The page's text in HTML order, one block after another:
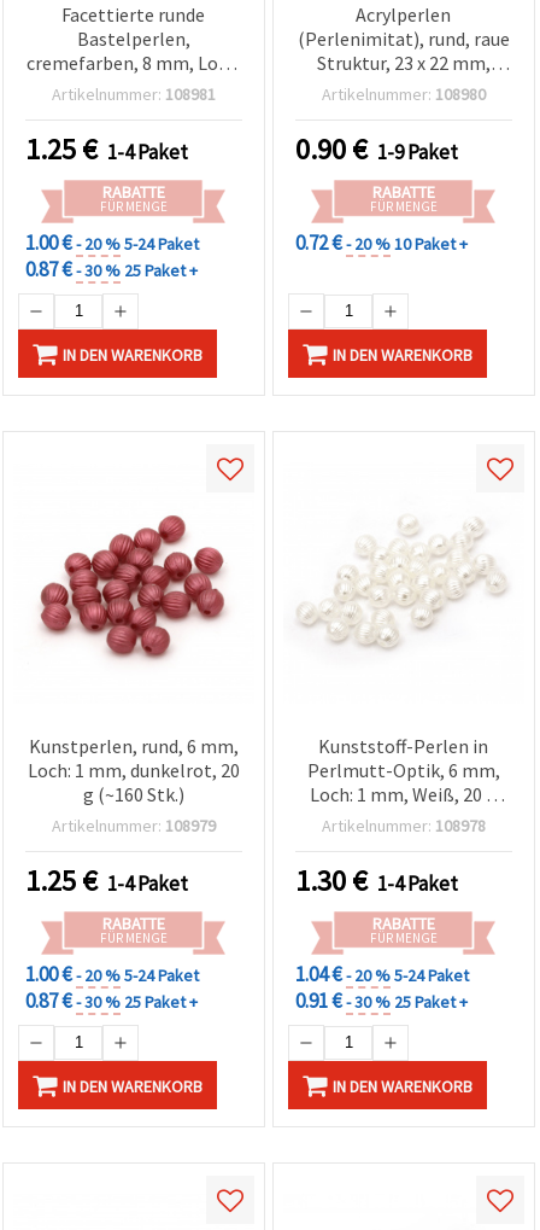
Facettierte runde
Bastelperlen,
cremefarben, 8 mm, Loch:
2 mm – 20 g (~90 Stk.)
Artikelnummer: 108981
1.25€ 1-4 Paket
RABATTE
FÜR MENGE
1.00 €- 20 %5-24 Paket
0.87 €- 30 % 25 Paket +
IN DEN WARENKORB
Acrylperlen
(Perlenimitat), rund, raue
Struktur, 23 x 22 mm,
Loch: 3 mm, cremefarben
Artikelnummer: 108980
0.90€ 1-9 Paket
RABATTE
FÜR MENGE
0.72 €- 20 %10 Paket +
IN DEN WARENKORB
Kunstperlen, rund, 6 mm,
Loch: 1 mm, dunkelrot, 20
g (~160 Stk.)
Artikelnummer: 108979
1.25€ 1-4 Paket
RABATTE
FÜR MENGE
1.00 €- 20 %5-24 Paket
0.87 €- 30 % 25 Paket +
IN DEN WARENKORB
Kunststoff-Perlen in
Perlmutt-Optik, 6 mm,
Loch: 1 mm, Weiß, 20 g
(~190 Stück)
Artikelnummer: 108978
1.30€ 1-4 Paket
RABATTE
FÜR MENGE
1.04 €- 20 %5-24 Paket
0.91 €- 30 % 25 Paket +
IN DEN WARENKORB